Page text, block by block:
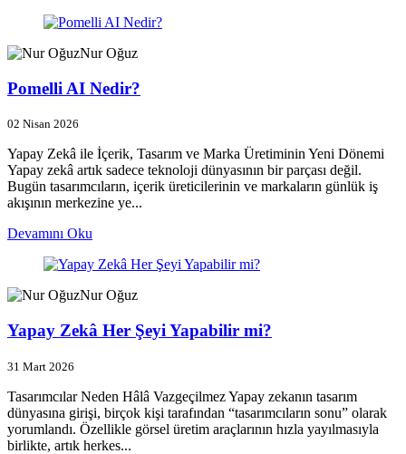
Nur Oğuz
Pomelli AI Nedir?
02 Nisan 2026
Yapay Zekâ ile İçerik, Tasarım ve Marka Üretiminin Yeni Dönemi
Yapay zekâ artık sadece teknoloji dünyasının bir parçası değil.
Bugün tasarımcıların, içerik üreticilerinin ve markaların günlük iş
akışının merkezine ye...
Devamını Oku
Nur Oğuz
Yapay Zekâ Her Şeyi Yapabilir mi?
31 Mart 2026
Tasarımcılar Neden Hâlâ Vazgeçilmez Yapay zekanın tasarım
dünyasına girişi, birçok kişi tarafından “tasarımcıların sonu” olarak
yorumlandı. Özellikle görsel üretim araçlarının hızla yayılmasıyla
birlikte, artık herkes...